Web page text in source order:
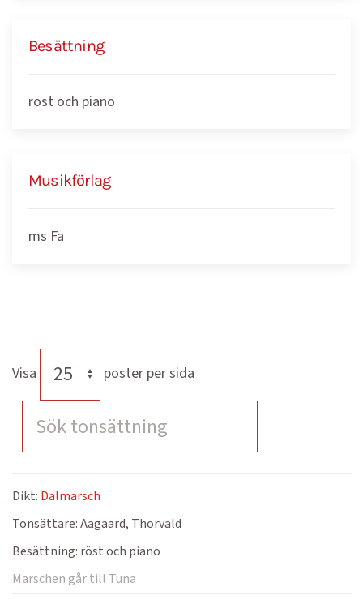
Besättning
röst och piano
Musikförlag
ms Fa
Visa poster per sida
Dikt: Dalmarsch
Tonsättare:Aagaard, Thorvald
Besättning: röst och piano
Marschen går till Tuna